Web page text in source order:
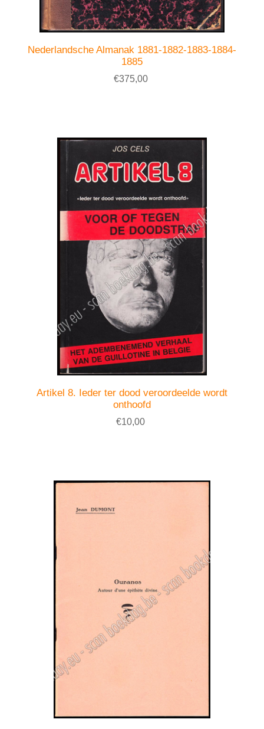
Nederlandsche Almanak 1881-1882-1883-1884-
1885
€375,00
Artikel 8. Ieder ter dood veroordeelde wordt
onthoofd
€10,00